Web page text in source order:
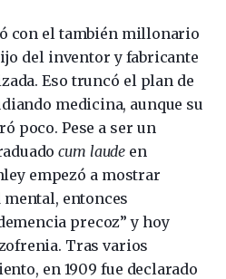
con el también millonario
del inventor y fabricante
Eso truncó el plan de
medicina, aunque su
poco. Pese a ser un
cum laude en
empezó a mostrar
entonces
precoz” y hoy
Tras varios
en 1909 fue declarado